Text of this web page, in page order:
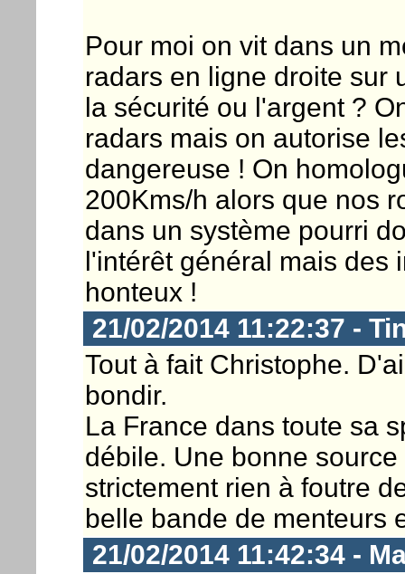
Pour moi on vit dans un
radars en ligne droite sur
la sécurité ou l'argent ?
radars mais on autorise
dangereuse ! On
200Kms/h alors que nos
dans un système pourri
l'intérêt général mais des
honteux !
21/02/2014 11:22:37 -
Tout à fait Christophe.
bondir.
La France dans toute sa
débile. Une bonne
strictement rien à foutre
belle bande de menteurs
21/02/2014 11:42:34 -